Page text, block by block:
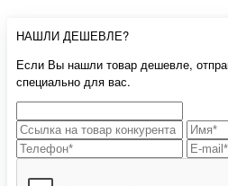
НАШЛИ ДЕШЕВЛЕ?
Если Вы нашли товар дешевле,
специально для вас.